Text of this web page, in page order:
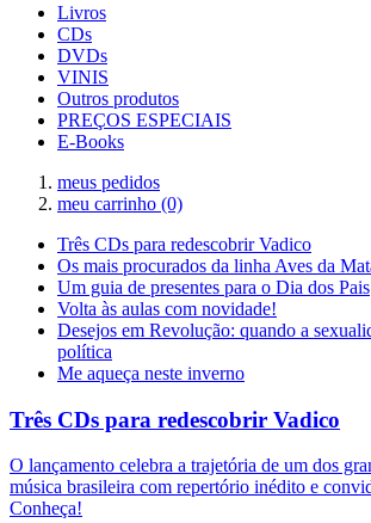
Livros
CDs
DVDs
VINIS
Outros produtos
PREÇOS ESPECIAIS
E-Books
meus pedidos
meu carrinho (0)
Três CDs para redescobrir Vadico
Os mais procurados da linha Aves da
Um guia de presentes para o Dia dos Pais
Volta às aulas com novidade!
Desejos em Revolução: quando a
política
Me aqueça neste inverno
Três CDs para redescobrir Vadico
O lançamento celebra a trajetória de um dos
música brasileira com repertório inédito e
Conheça!